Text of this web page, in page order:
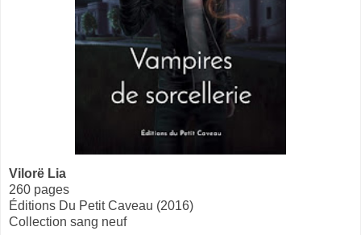
Vilorë Lia
260 pages
Éditions Du Petit Caveau (2016)
Collection sang neuf